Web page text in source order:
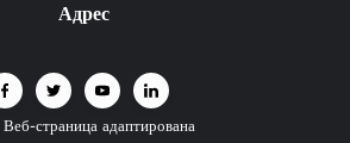
Адрес
Веб-страница адаптирована